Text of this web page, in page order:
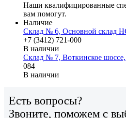
Наши квалифицированные
вам помогут.
Наличие
Склад № 6, Основной склад
+7 (3412) 721-000
В наличии
Склад № 7, Воткинское шоссе,
084
В наличии
Есть вопросы?
Звоните, поможем с